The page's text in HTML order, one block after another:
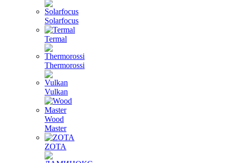
Solarfocus
Termal
Thermorossi
Vulkan
Wood
Master
ZOTA